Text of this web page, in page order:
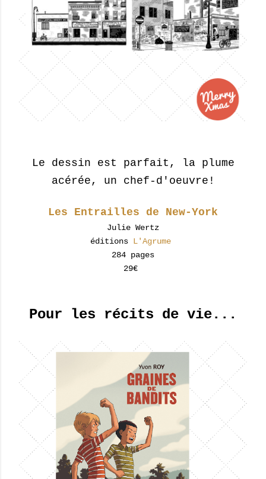
Le dessin est parfait, la plume
acérée, un chef-d'oeuvre!
Les Entrailles de New-York
Julie Wertz
éditions L'Agrume
284 pages
29€
Pour les récits de vie...